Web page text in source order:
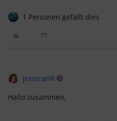
1 Personen gefällt dies
JessicaHR
Hallo zusammen,